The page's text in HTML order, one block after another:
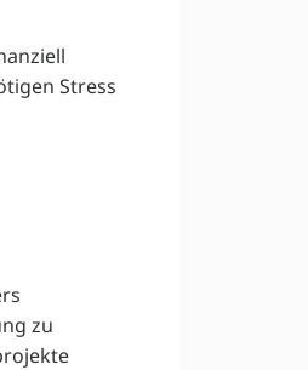
Stress
zu